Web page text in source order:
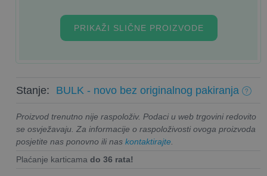
PRIKAŽI SLIČNE PROIZVODE
Stanje: BULK - novo bez originalnog pakiranja
Proizvod trenutno nije raspoloživ. Podaci u web trgovini redovito
se osvježavaju. Za informacije o raspoloživosti ovoga proizvoda
posjetite nas ponovno ili nas kontaktirajte
Plaćanje karticama do 36 rata!